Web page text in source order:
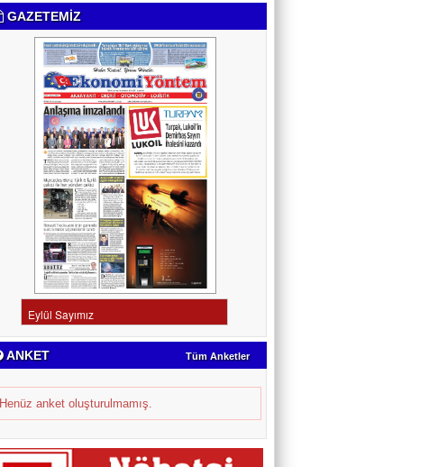
GAZETEMİZ
ANKET Tüm Anketler
Henüz anket oluşturulmamış.